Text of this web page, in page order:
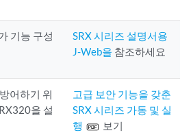
기능 구성
SRX 시리즈 설명서용
J-Web을 참조하세요
어하기 위
을 설
고급 보안 기능을 갖춘
SRX 시리즈 가동 및 실
행
보기